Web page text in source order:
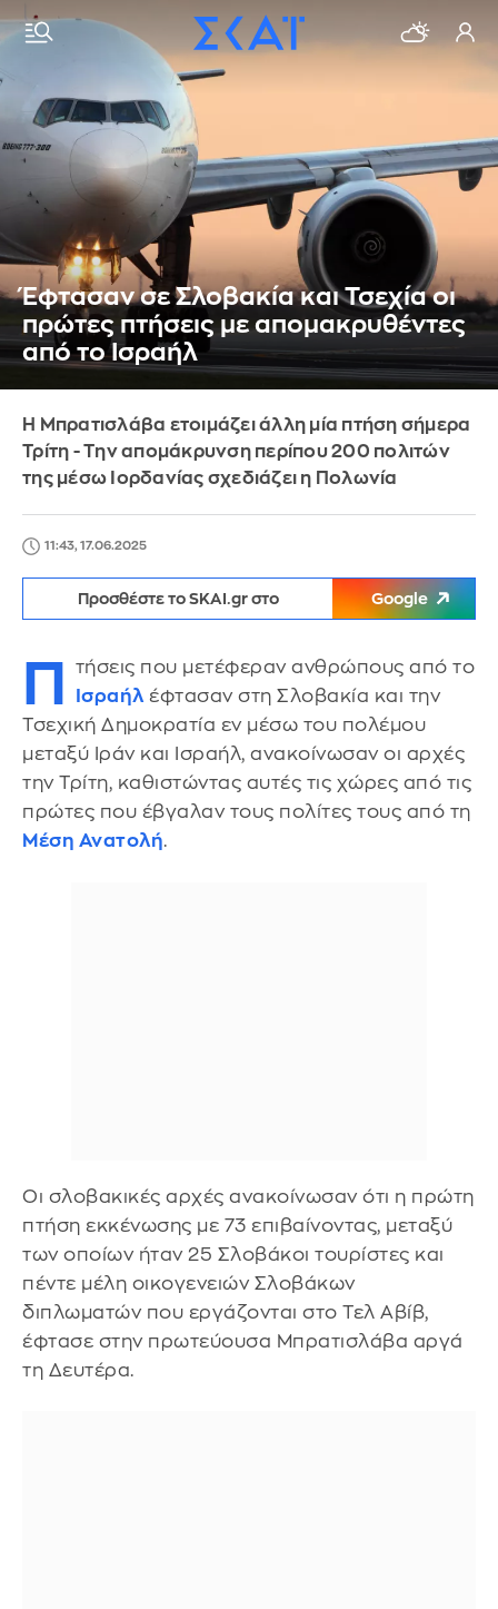
Έφτασαν σε Σλοβακία και Τσεχία οι
πρώτες πτήσεις με απομακρυθέντες
από το Ισραήλ
Η Μπρατισλάβα ετοιμάζει άλλη μία πτήση σήμερα
Τρίτη - Την απομάκρυνση περίπου 200 πολιτών
της μέσω Ιορδανίας σχεδιάζει η Πολωνία
11:43, 17.06.2025
Προσθέστε το SKAI.gr στο Google
Π
τήσεις που μετέφεραν ανθρώπους από το
Ισραήλ έφτασαν στη Σλοβακία και την
Τσεχική Δημοκρατία εν μέσω του πολέμου
μεταξύ Ιράν και Ισραήλ, ανακοίνωσαν οι αρχές
την Τρίτη, καθιστώντας αυτές τις χώρες από τις
πρώτες που έβγαλαν τους πολίτες τους από τη
Μέση Ανατολή.
Οι σλοβακικές αρχές ανακοίνωσαν ότι η πρώτη
πτήση εκκένωσης με 73 επιβαίνοντας, μεταξύ
των οποίων ήταν 25 Σλοβάκοι τουρίστες και
πέντε μέλη οικογενειών Σλοβάκων
διπλωματών που εργάζονται στο Τελ Αβίβ,
έφτασε στην πρωτεύουσα Μπρατισλάβα αργά
τη Δευτέρα.